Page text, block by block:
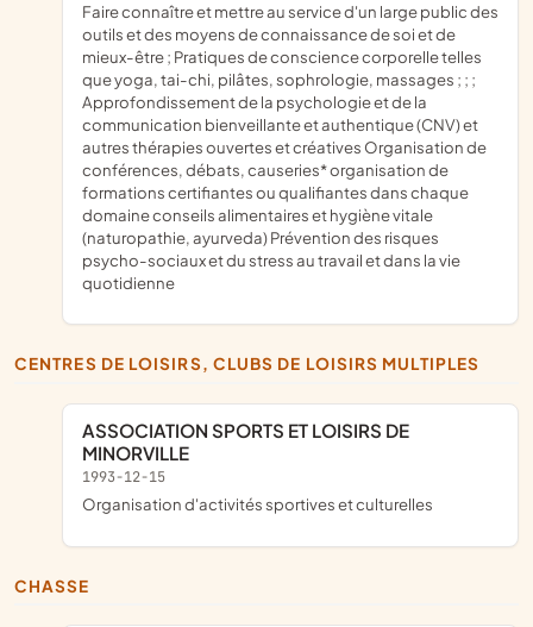
faire connaître et mettre au service d'un large public des
outils et des moyens de connaissance de soi et de
mieux-être ; Pratiques de conscience corporelle telles
que yoga, tai-chi, pilâtes, sophrologie, massages ; ; ;
Approfondissement de la psychologie et de la
communication bienveillante et authentique (CNV) et
autres thérapies ouvertes et créatives Organisation de
conférences, débats, causeries* organisation de
formations certifiantes ou qualifiantes dans chaque
domaine conseils alimentaires et hygiène vitale
(naturopathie, ayurveda) Prévention des risques
psycho-sociaux et du stress au travail et dans la vie
quotidienne
CENTRES DE LOISIRS, CLUBS DE LOISIRS MULTIPLES
ASSOCIATION SPORTS ET LOISIRS DE
MINORVILLE
1993-12-15
organisation d'activités sportives et culturelles
CHASSE